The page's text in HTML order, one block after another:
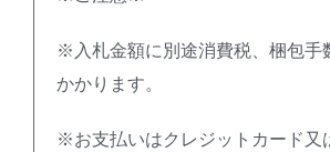
※入札金額に別途消費税、梱包手
かかります。
※お支払いはクレジットカード又